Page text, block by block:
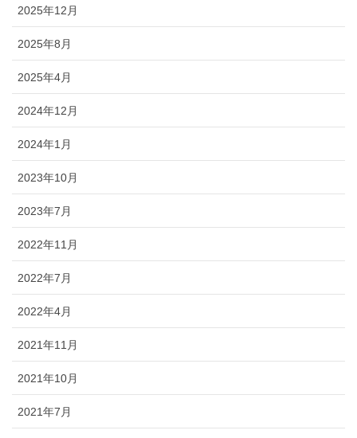
2025年12月
2025年8月
2025年4月
2024年12月
2024年1月
2023年10月
2023年7月
2022年11月
2022年7月
2022年4月
2021年11月
2021年10月
2021年7月